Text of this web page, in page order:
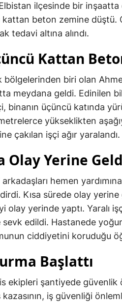
ilçesinde bir
beton zemine düştü.
tedavi altına alındı.
Kattan
bölgelerinden biri olan
meydana geldi. Edinilen
binanın üçüncü katında
yükseklikten
çakılan işçi ağır yaralandı.
Olay Yerine
hemen
Kısa sürede olay
olay yerinde yaptı. Yaralı
sevk edildi. Hastanede
ciddiyetini koruduğu
Başlattı
ekipleri şantiyede güvenlik
kazasının, iş güvenliği